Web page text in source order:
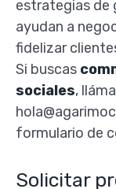
estrategias de
ayudan a
fidelizar
Si buscas
sociales,
formulario de
Solicitar